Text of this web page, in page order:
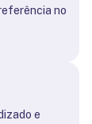
no
e